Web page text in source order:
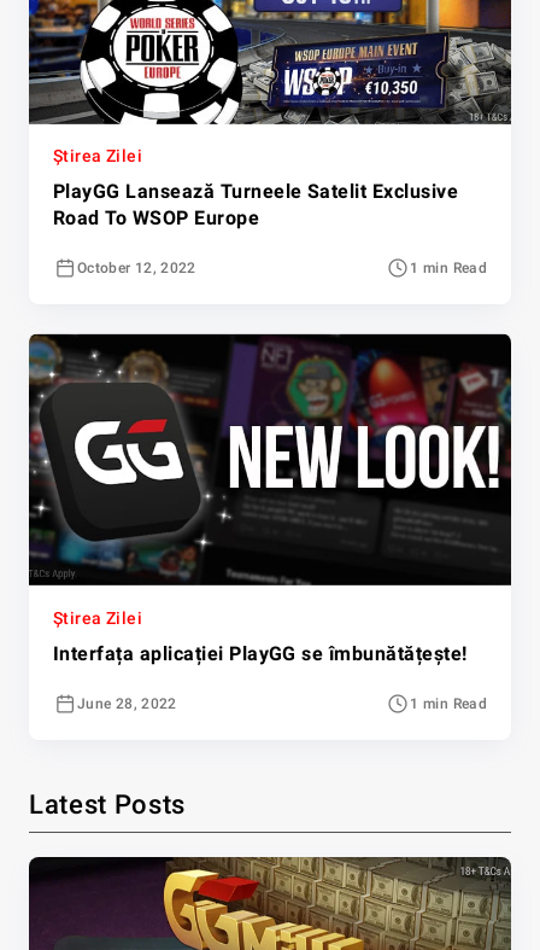
Știrea Zilei
PlayGG Lansează Turneele Satelit Exclusive
Road To WSOP Europe
October 12, 2022 1 min Read
Știrea Zilei
Interfața aplicației PlayGG se îmbunătățește!
June 28, 2022 1 min Read
Latest Posts